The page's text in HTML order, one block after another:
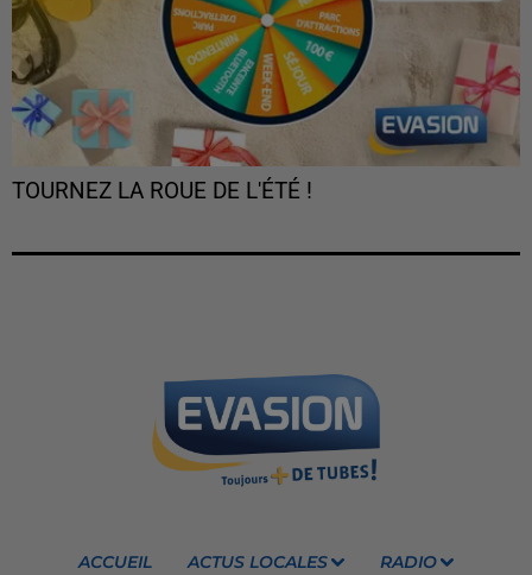
TOURNEZ LA ROUE DE L'ÉTÉ !
ACCUEIL ACTUS LOCALES RADIO